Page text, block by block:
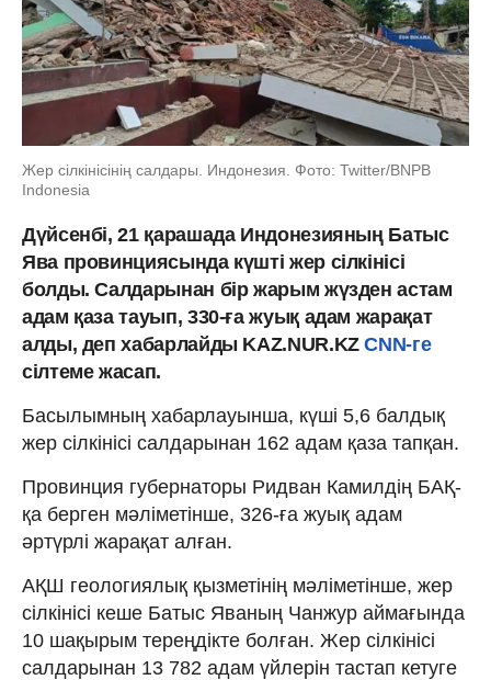
Жер сілкінісінің салдары. Индонезия. Фото: Twitter/BNPB
Indonesia
Дүйсенбі, 21 қарашада Индонезияның Батыс
Ява провинциясында күшті жер сілкінісі
болды. Салдарынан бір жарым жүзден астам
адам қаза тауып, 330-ға жуық адам жарақат
алды, деп хабарлайды KAZ.NUR.KZCNN-ге
сілтеме жасап.
Басылымның хабарлауынша, күші 5,6 балдық
жер сілкінісі салдарынан 162 адам қаза тапқан.
Провинция губернаторы Ридван Камилдің БАҚ-
қа берген мәліметінше, 326-ға жуық адам
әртүрлі жарақат алған.
АҚШ геологиялық қызметінің мәліметінше, жер
сілкінісі кеше Батыс Яваның Чанжур аймағында
10 шақырым тереңдікте болған. Жер сілкінісі
салдарынан 13 782 адам үйлерін тастап кетуге